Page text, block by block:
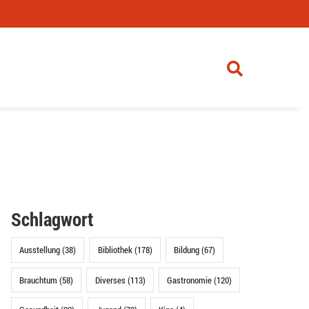
Schlagwort
Ausstellung (38) Bibliothek (178) Bildung (67)
Brauchtum (58) Diverses (113) Gastronomie (120)